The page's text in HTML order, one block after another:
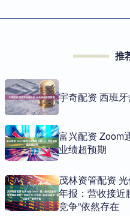
推
宇奇配资 西班
富兴配资 Zoom
业绩超预期
茂林资管配资
年报：营收接近
竞争”依然存在